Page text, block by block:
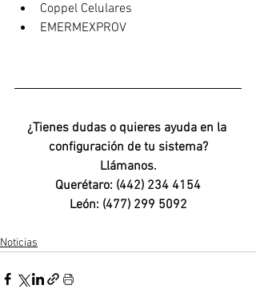
Coppel Celulares
EMERMEXPROV
¿Tienes dudas o quieres ayuda en la
configuración de tu sistema?
Llámanos.
Querétaro: (442) 234 4154
León: (477) 299 5092
Noticias